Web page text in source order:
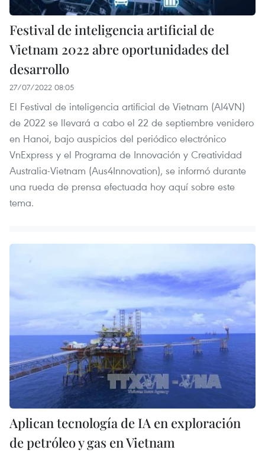
Festival de inteligencia artificial de
Vietnam 2022 abre oportunidades del
desarrollo
27/07/2022 08:05
El Festival de inteligencia artificial de Vietnam (AI4VN)
de 2022 se llevará a cabo el 22 de septiembre venidero
en Hanoi, bajo auspicios del periódico electrónico
VnExpress y el Programa de Innovación y Creatividad
Australia-Vietnam (Aus4Innovation), se informó durante
una rueda de prensa efectuada hoy aquí sobre este
tema.
Aplican tecnología de IA en exploración
de petróleo y gas en Vietnam